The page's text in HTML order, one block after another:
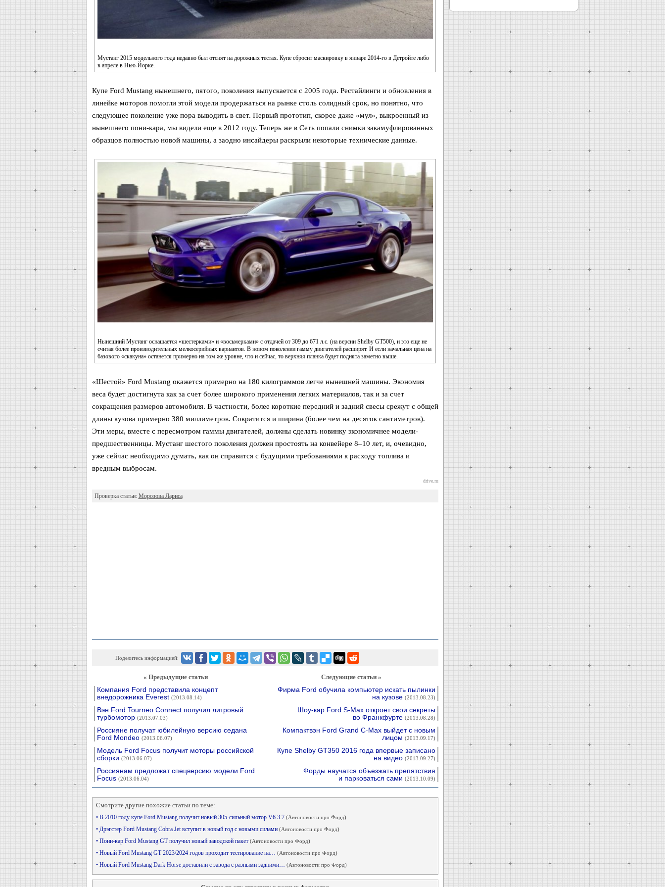
Мустанг 2015 модельного года недавно был отснят на дорожных тестах. Купе сбросит маскировку в январе 2014-го в Детройте либо
в апреле в Нью-Йорке.
Купе Ford Mustang нынешнего, пятого, поколения выпускается с 2005 года. Рестайлинги и обновления в
линейке моторов помогли этой модели продержаться на рынке столь солидный срок, но понятно, что
следующее поколение уже пора выводить в свет. Первый прототип, скорее даже «мул», выкроенный из
нынешнего пони-кара, мы видели еще в 2012 году. Теперь же в Сеть попали снимки закамуфлированных
образцов полностью новой машины, а заодно инсайдеры раскрыли некоторые технические данные.
Нынешний Мустанг оснащается «шестерками» и «восьмерками» с отдачей от 309 до 671 л.с. (на версии Shelby GT500), и это еще не
считая более производительных мелкосерийных вариантов. В новом поколении гамму двигателей расширят. И если начальная цена на
базового «скакуна» останется примерно на том же уровне, что и сейчас, то верхняя планка будет поднята заметно выше.
«Шестой» Ford Mustang окажется примерно на 180 килограммов легче нынешней машины. Экономия
веса будет достигнута как за счет более широкого применения легких материалов, так и за счет
сокращения размеров автомобиля. В частности, более короткие передний и задний свесы срежут с общей
длины кузова примерно 380 миллиметров. Сократится и ширина (более чем на десяток сантиметров).
Эти меры, вместе с пересмотром гаммы двигателей, должны сделать новинку экономичнее модели-
предшественницы. Мустанг шестого поколения должен простоять на конвейере 8–10 лет, и, очевидно,
уже сейчас необходимо думать, как он справится с будущими требованиями к расходу топлива и
вредным выбросам.
drive.ru
Проверка статьи: Морозова Лариса
Поделитесь информацией:
« Предыдущие статьи
Компания Ford представила концепт
внедорожника Everest (2013.08.14)
Вэн Ford Tourneo Connect получил литровый
турбомотор (2013.07.03)
Россияне получат юбилейную версию седана
Ford Mondeo (2013.06.07)
Модель Ford Focus получит моторы российской
сборки (2013.06.07)
Россиянам предложат спецверсию модели Ford
Focus (2013.06.04)
Следующие статьи »
Фирма Ford обучила компьютер искать пылинки
на кузове (2013.08.23)
Шоу-кар Ford S-Max откроет свои секреты
во Франкфурте (2013.08.28)
Компактвэн Ford Grand C-Max выйдет с новым
лицом (2013.09.17)
Купе Shelby GT350 2016 года впервые записано
на видео (2013.09.27)
Форды научатся объезжать препятствия
и парковаться сами (2013.10.09)
Смотрите другие похожие статьи по теме:
• В 2010 году купе Ford Mustang получит новый 305-сильный мотор V6 3.7 (Автоновости про Форд)
• Дрэгстер Ford Mustang Cobra Jet вступит в новый год с новыми силами (Автоновости про Форд)
• Пони-кар Ford Mustang GT получил новый заводской пакет (Автоновости про Форд)
• Новый Ford Mustang GT 2023/2024 годов проходит тестирование на… (Автоновости про Форд)
• Новый Ford Mustang Dark Horse доставили с завода с разными задними… (Автоновости про Форд)